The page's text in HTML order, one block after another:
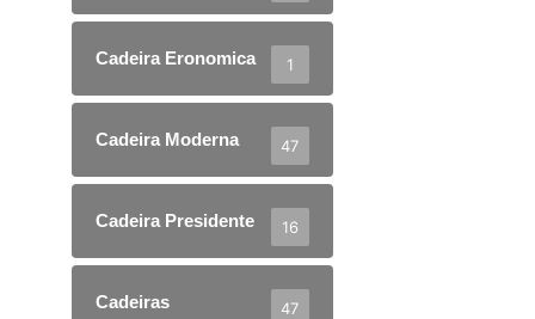
Cadeira Eronomica 1
Cadeira Moderna 47
Cadeira Presidente 16
Cadeiras 47